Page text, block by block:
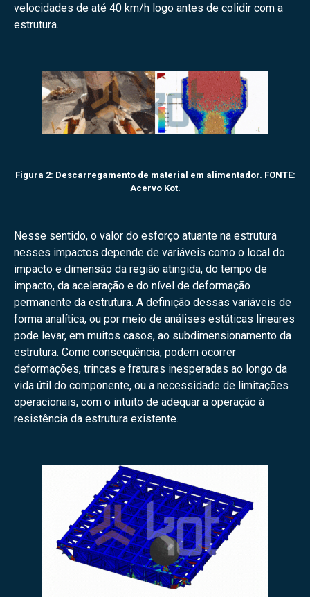
velocidades de até 40 km/h logo antes de colidir com a
estrutura.
Figura 2: Descarregamento de material em alimentador. FONTE:
Acervo Kot.
Nesse sentido, o valor do esforço atuante na estrutura
nesses impactos depende de variáveis como o local do
impacto e dimensão da região atingida, do tempo de
impacto, da aceleração e do nível de deformação
permanente da estrutura. A definição dessas variáveis de
forma analítica, ou por meio de análises estáticas lineares
pode levar, em muitos casos, ao subdimensionamento da
estrutura. Como consequência, podem ocorrer
deformações, trincas e fraturas inesperadas ao longo da
vida útil do componente, ou a necessidade de limitações
operacionais, com o intuito de adequar a operação à
resistência da estrutura existente.